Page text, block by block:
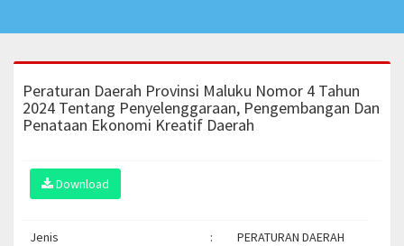
Peraturan Daerah Provinsi Maluku Nomor 4 Tahun
2024 Tentang Penyelenggaraan, Pengembangan Dan
Penataan Ekonomi Kreatif Daerah
Download
Jenis :
PERATURAN DAERAH